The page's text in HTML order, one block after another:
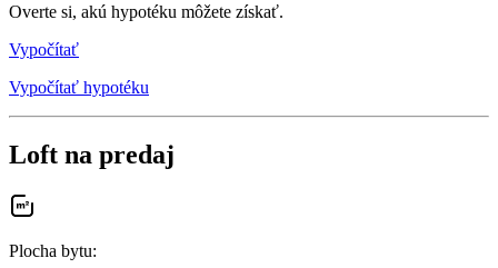
Overte si, akú hypotéku môžete získať.
Vypočítať
Vypočítať hypotéku
Loft na predaj
Plocha bytu: